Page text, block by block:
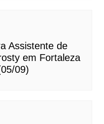
Assistente de
em Fortaleza
09)